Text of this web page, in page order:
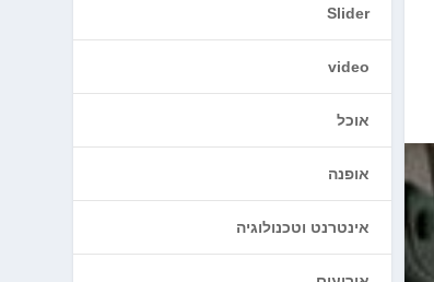
Slider
video
אוכל
אופנה
אינטרנט וטכנולוגיה